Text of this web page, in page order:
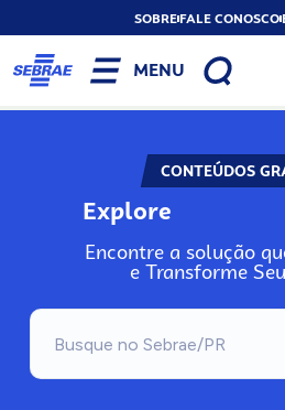
SOBREFALE CONOSCO
MENU
CONTEÚDOS
Explore
Encontre a solução
e Transforme